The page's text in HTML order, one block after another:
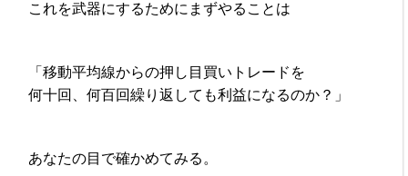
これを武器にするためにまずやることは
「移動平均線からの押し目買いトレードを
何十回、何百回繰り返しても利益になるのか？」
あなたの目で確かめてみる。